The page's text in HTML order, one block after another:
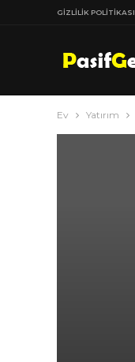
GIZLILIK POLITIKASI
Ev Yatırım